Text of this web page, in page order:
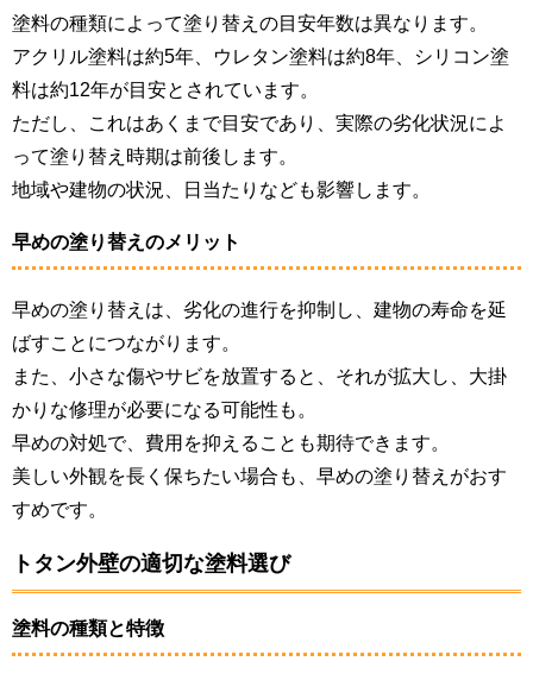
塗料の種類によって塗り替えの目安年数は異なります。
アクリル塗料は約5年、ウレタン塗料は約8年、シリコン塗
料は約12年が目安とされています。
ただし、これはあくまで目安であり、実際の劣化状況によ
って塗り替え時期は前後します。
地域や建物の状況、日当たりなども影響します。
早めの塗り替えのメリット
早めの塗り替えは、劣化の進行を抑制し、建物の寿命を延
ばすことにつながります。
また、小さな傷やサビを放置すると、それが拡大し、大掛
かりな修理が必要になる可能性も。
早めの対処で、費用を抑えることも期待できます。
美しい外観を長く保ちたい場合も、早めの塗り替えがおす
すめです。
トタン外壁の適切な塗料選び
塗料の種類と特徴